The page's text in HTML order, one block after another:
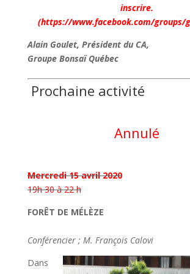
inscrire.
(https://www.facebook.com/groups/
Alain Goulet, Président du CA,
Groupe Bonsaï Québec
Prochaine activité
Annulé
Mercredi 15 avril 2020
19h 30 à 22 h
FORÊT DE MÉLÈZE
Conférencier ; M. François Calovi
Dans